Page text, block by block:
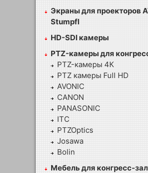
Экраны для проекторов
Stumpfl
HD-SDI камеры
PTZ-камеры для
PTZ-камеры 4К
PTZ камеры Full HD
AVONIC
CANON
PANASONIC
ITC
PTZOptics
Josawa
Bolin
Мебель для конгресс-